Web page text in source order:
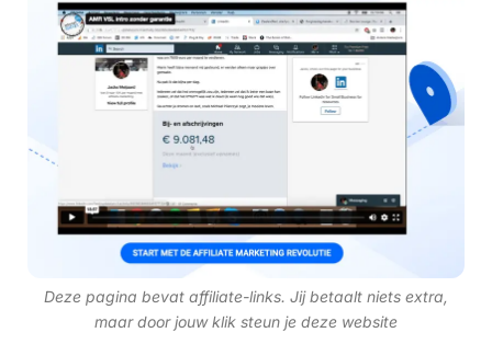
Deze pagina bevat affiliate-links. Jij betaalt niets extra,
maar door jouw klik steun je deze website